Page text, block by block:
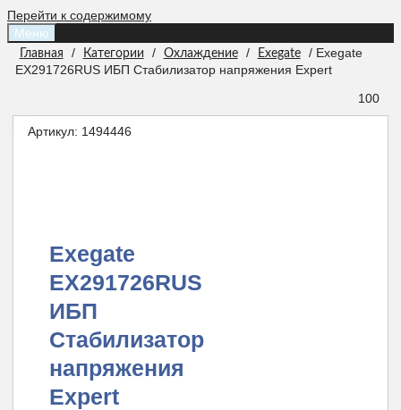
Перейти к содержимому
Меню
Главная / Категории / Охлаждение / Exegate
/ Exegate
EX291726RUS ИБП Стабилизатор напряжения Expert
100
Артикул: 1494446
Exegate
EX291726RUS
ИБП
Стабилизатор
напряжения
Expert